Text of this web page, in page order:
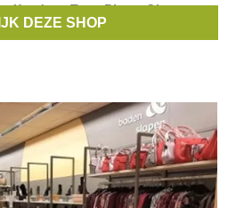
,Xandres,Terre Bleue,Gigue,
DEZE SHOP